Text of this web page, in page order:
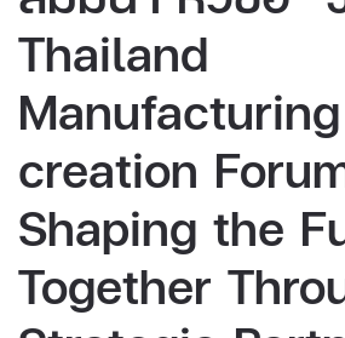
Thailand
creation
Shaping the
Together